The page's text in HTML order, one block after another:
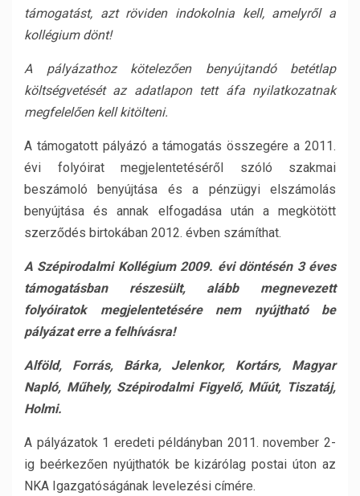
támogatást, azt röviden indokolnia kell, amelyről a
kollégium dönt!
A pályázathoz kötelezően benyújtandó betétlap
költségvetését az adatlapon tett áfa nyilatkozatnak
megfelelően kell kitölteni.
A támogatott pályázó a támogatás összegére a 2011.
évi folyóirat megjelentetéséről szóló szakmai
beszámoló benyújtása és a pénzügyi elszámolás
benyújtása és annak elfogadása után a megkötött
szerződés birtokában 2012. évben számíthat.
A Szépirodalmi Kollégium 2009. évi döntésén 3 éves
támogatásban részesült, alább megnevezett
folyóiratok megjelentetésére nem nyújtható be
pályázat erre a felhívásra!
Alföld, Forrás, Bárka, Jelenkor, Kortárs, Magyar
Napló, Műhely, Szépirodalmi Figyelő, Műút, Tiszatáj,
Holmi.
A pályázatok 1 eredeti példányban 2011. november 2-
ig beérkezően nyújthatók be kizárólag postai úton az
NKA Igazgatóságának levelezési címére.